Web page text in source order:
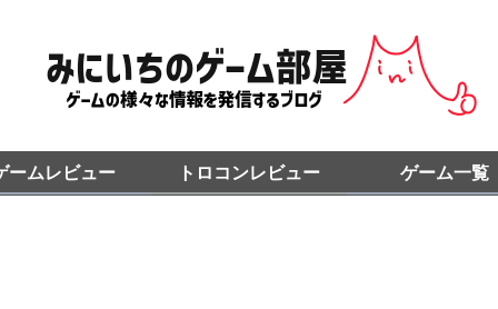
ームレビュー トロコンレビュー ゲーム一覧